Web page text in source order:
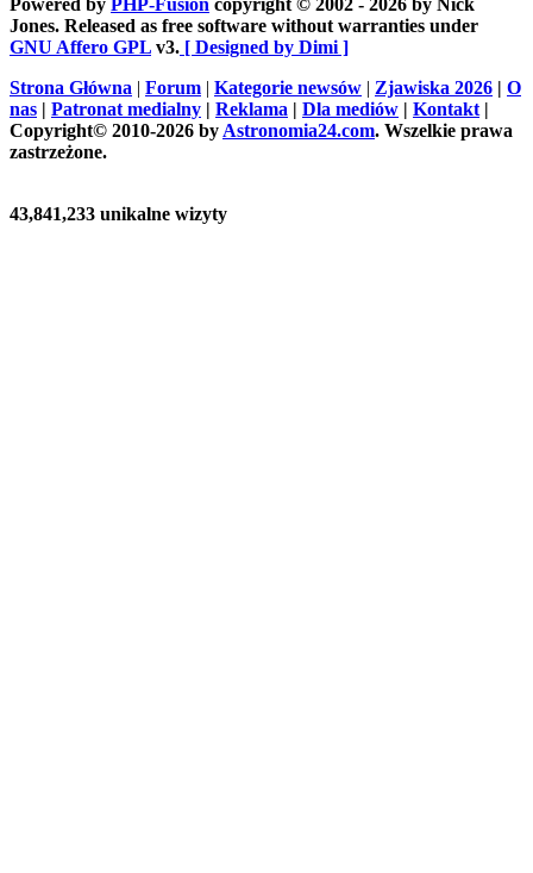
Powered by PHP-Fusion copyright © 2002 - 2026 by Nick
Jones. Released as free software without warranties under
GNU Affero GPL v3. [ Designed by Dimi ]
Strona Główna | Forum | Kategorie newsów | Zjawiska 2026 | O
nas | Patronat medialny | Reklama | Dla mediów | Kontakt |
Copyright© 2010-2026 by Astronomia24.com. Wszelkie prawa
zastrzeżone.
43,841,233 unikalne wizyty